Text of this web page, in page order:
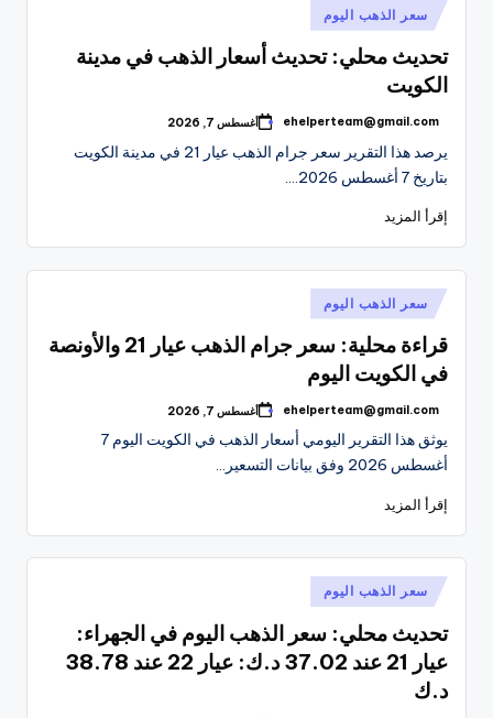
نُشر
في
سعر الذهب اليوم
تحديث محلي: تحديث أسعار الذهب في مدينة
الكويت
تمّ
بواسطة
ehelperteam@gmail.com أغسطس 7, 2026
يرصد هذا التقرير سعر جرام الذهب عيار 21 في مدينة الكويت
بتاريخ 7 أغسطس 2026.…
إقرأ المزيد
نُشر
في
سعر الذهب اليوم
قراءة محلية: سعر جرام الذهب عيار 21 والأونصة
في الكويت اليوم
تمّ
بواسطة
ehelperteam@gmail.com أغسطس 7, 2026
يوثق هذا التقرير اليومي أسعار الذهب في الكويت اليوم 7
أغسطس 2026 وفق بيانات التسعير…
إقرأ المزيد
نُشر
في
سعر الذهب اليوم
تحديث محلي: سعر الذهب اليوم في الجهراء:
عيار 21 عند 37.02 د.ك: عيار 22 عند 38.78
د.ك